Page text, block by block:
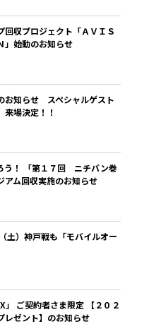
回収プロジェクト「ＡＶＩＳ
始動のお知らせ
お知らせ スペシャルゲスト
場決定！！
う！ 「第１７回 ニチバン巻
アム回収実施のお知らせ
土）神戸戦も「モバイルオー
」 ご契約者さま限定 【２０２
レゼント】のお知らせ